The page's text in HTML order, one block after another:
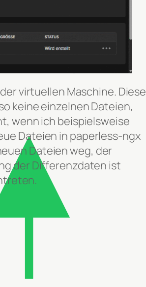
virtuellen Maschine. Diese
keine einzelnen Dateien,
wenn ich beispielsweise
Dateien in paperless-ngx
Dateien weg, der
der Differenzdaten ist